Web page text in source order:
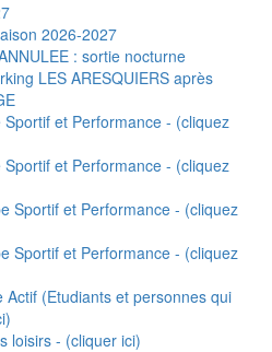
2026-2027
: sortie nocturne
LES ARESQUIERS après
et Performance - (cliquez
et Performance - (cliquez
Sportif et Performance - (cliquez
Sportif et Performance - (cliquez
Actif (Etudiants et personnes qui
loisirs - (cliquer ici)